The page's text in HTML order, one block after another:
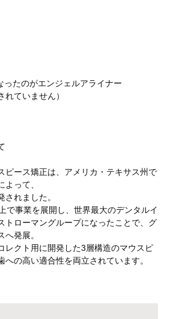
ったのがエンジェルアライナー
れていません）
ピース矯正は、アメリカ・テキサス州で
って、
されました。
で事業を展開し、世界最大のデンタルイ
トローマングループになったことで、グ
へ発展。
レクト用に開発した3層構造のマウスピ
への高い適合性を両立されています。